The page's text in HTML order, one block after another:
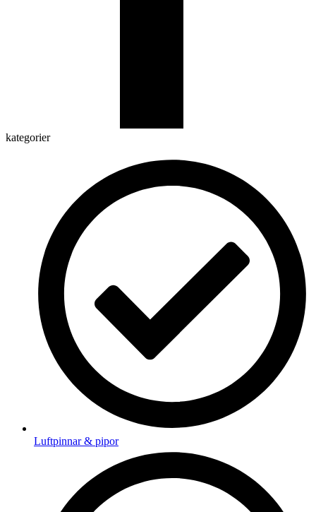
kategorier
Luftpinnar & pipor